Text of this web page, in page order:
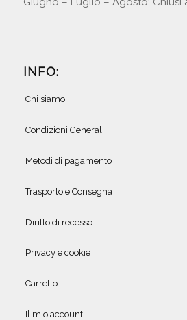
INFO:
Chi siamo
Condizioni Generali
Metodi di pagamento
Trasporto e Consegna
Diritto di recesso
Privacy e cookie
Carrello
Il mio account